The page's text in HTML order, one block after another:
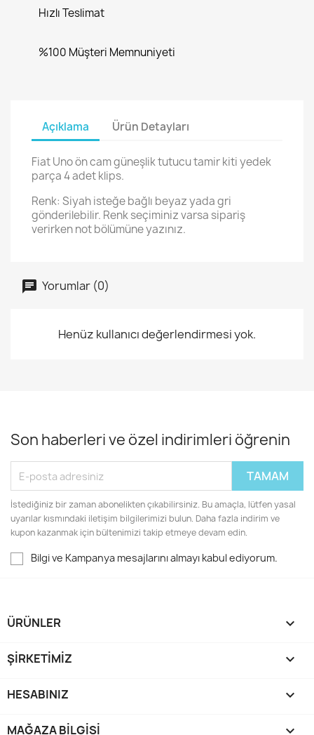
Hızlı Teslimat
%100 Müşteri Memnuniyeti
Açıklama Ürün Detayları
Fiat Uno ön cam güneşlik tutucu tamir kiti yedek
parça 4 adet klips.
Renk: Siyah isteğe bağlı beyaz yada gri
gönderilebilir. Renk seçiminiz varsa sipariş
verirken not bölümüne yazınız.
Yorumlar (0)
Henüz kullanıcı değerlendirmesi yok.
Son haberleri ve özel indirimleri öğrenin
İstediğiniz bir zaman abonelikten çıkabilirsiniz. Bu amaçla, lütfen yasal
uyarılar kısmındaki iletişim bilgilerimizi bulun. Daha fazla indirim ve
kupon kazanmak için bültenimizi takip etmeye devam edin.
Bilgi ve Kampanya mesajlarını almayı kabul ediyorum.
ÜRÜNLER 
ŞIRKETIMIZ 
HESABINIZ 
MAĞAZA BILGISI keyboard_arrow_down